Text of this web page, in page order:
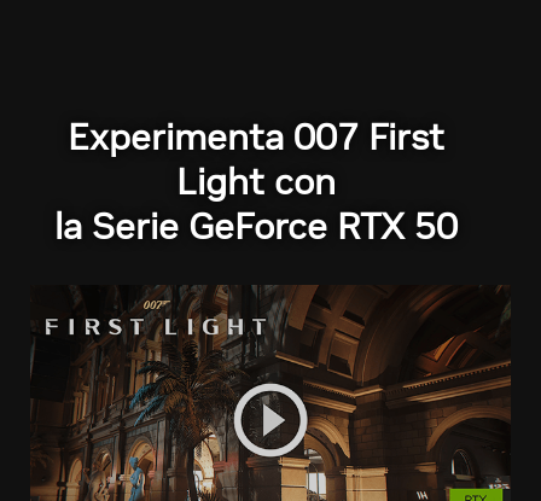
Experimenta 007 First
Light con
la Serie GeForce RTX 50